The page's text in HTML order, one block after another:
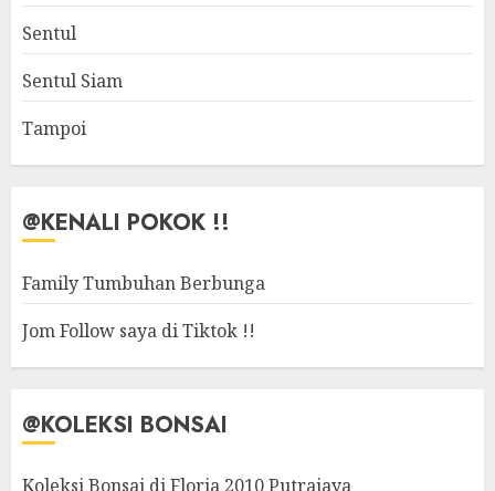
Sentul
Sentul Siam
Tampoi
@KENALI POKOK !!
Family Tumbuhan Berbunga
Jom Follow saya di Tiktok !!
@KOLEKSI BONSAI
Koleksi Bonsai di Floria 2010 Putrajaya